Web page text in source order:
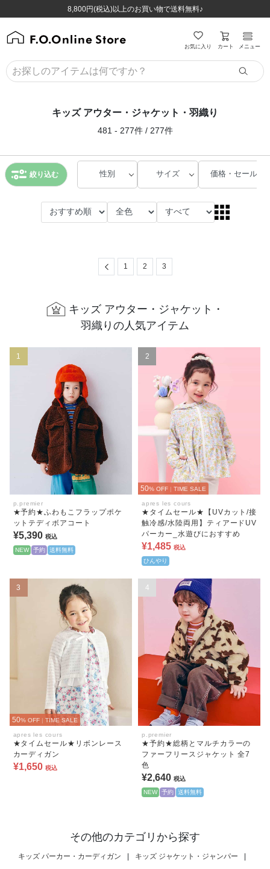
8,800円(税込)以上のお買い物で送料無料♪
ほぼ全品半額！！8/12(水)お昼12:59まで！！
8,800円(税込)以上のお買い物で送料無料♪
ほぼ全品半額！！8/12(水)お昼12:59まで！！
お気に入り カート メニュー
キッズ アウター・ジャケット・羽織り
481 - 277件 / 277件
絞り込む 性別 サイズ 価格・セール
Previous
1 2 3
キッズ アウター・ジャケット・
羽織りの人気アイテム
1
p.premier
★予約★ふわもこフラップポケ
ットテディボアコート
¥5,390 税込
NEW
予約 送料無料
2
50% OFF | TIME SALE
apres les cours
★タイムセール★【UVカット/接
触冷感/水陸両用】ティアードUV
パーカー_水遊びにおすすめ
¥1,485 税込
ひんやり
3
50% OFF | TIME SALE
apres les cours
★タイムセール★リボンレース
カーディガン
¥1,650 税込
4
p.premier
★予約★総柄とマルチカラーの
ファーフリースジャケット 全7
色
¥2,640 税込
NEW
予約 送料無料
その他のカテゴリから探す
キッズ パーカー・カーディガン | キッズ ジャケット・ジャンパー |